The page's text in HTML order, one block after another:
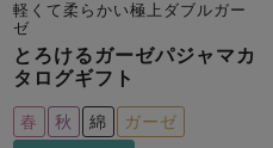
軽くて柔らかい極上ダブルガー
ゼ
とろけるガーゼパジャマカ
タログギフト
春 秋 綿
ガーゼ